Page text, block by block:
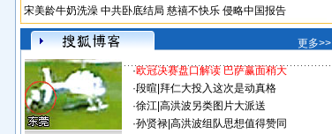
宋美龄牛奶洗澡 中共卧底结局 慈禧不快乐 侵略中国报告
更多>>
·欧冠决赛盘口解读 巴萨赢面稍大
·段暄 拜仁大投入这次是动真格
·徐江| 高洪波另类图片大派送
·孙贤禄| 高洪波组队思想值得赞同